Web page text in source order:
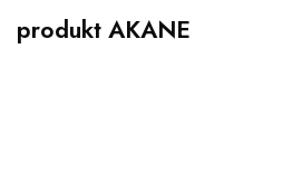
produkt AKANE